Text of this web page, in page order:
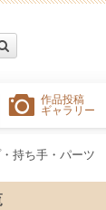
作品投稿
ギャラリー
持ち手・パーツ